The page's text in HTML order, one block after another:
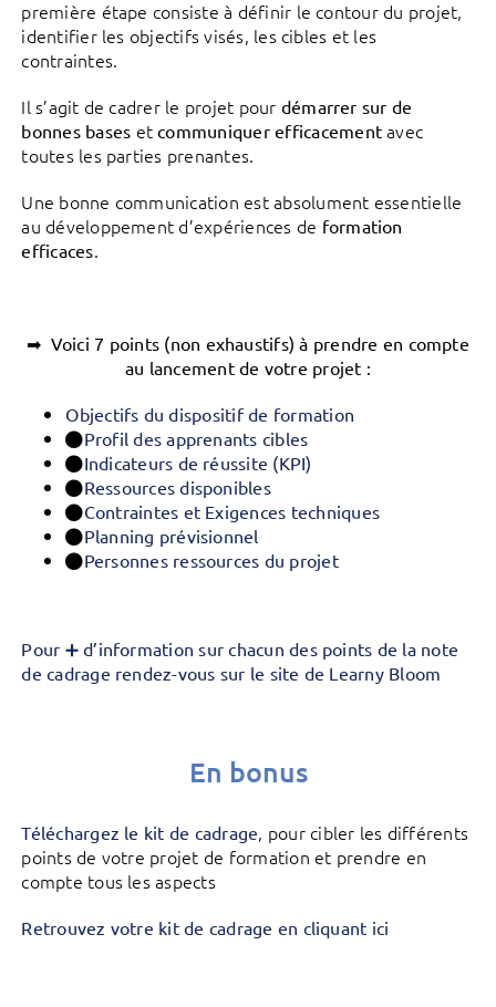
première étape consiste à définir le contour du projet,
identifier les objectifs visés, les cibles et les
contraintes.
Il s’agit de cadrer le projet pour démarrer sur de
bonnes bases et communiquer efficacement avec
toutes les parties prenantes.
Une bonne communication est absolument essentielle
au développement d’expériences de formation
efficaces.
➡ Voici 7 points (non exhaustifs) à prendre en compte
au lancement de votre projet :
Objectifs du dispositif de formation
Profil des apprenants cibles
Indicateurs de réussite (KPI)
Ressources disponibles
Contraintes et Exigences techniques
Planning prévisionnel
Personnes ressources du projet
Pour ➕ d’information sur chacun des points de la note
de cadrage rendez-vous sur le site de Learny Bloom
En bonus
Téléchargez le kit de cadrage, pour cibler les différents
points de votre projet de formation et prendre en
compte tous les aspects
Retrouvez votre kit de cadrage en cliquant ici